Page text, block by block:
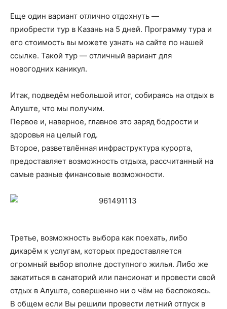
Еще один вариант отлично отдохнуть —
приобрести тур в Казань на 5 дней. Программу тура и
его стоимость вы можете узнать на сайте по нашей
ссылке. Такой тур — отличный вариант для
новогодних каникул.
Итак, подведём небольшой итог, собираясь на отдых в
Алуште, что мы получим.
Первое и, наверное, главное это заряд бодрости и
здоровья на целый год.
Второе, разветвлённая инфраструктура курорта,
предоставляет возможность отдыха, рассчитанный на
самые разные финансовые возможности.
Третье, возможность выбора как поехать, либо
дикарём к услугам, которых предоставляется
огромный выбор вполне доступного жилья. Либо же
закатиться в санаторий или пансионат и провести свой
отдых в Алуште, совершенно ни о чём не беспокоясь.
В общем если Вы решили провести летний отпуск в